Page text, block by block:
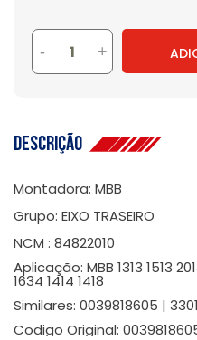
- +
Descrição
Montadora: MBB
Grupo: EIXO TRASEIRO
NCM : 84822010
Aplicação: MBB 1313 1513
1634 1414 1418
Similares: 0039818605 |
Codigo Original: